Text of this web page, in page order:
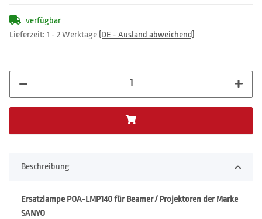
verfügbar
Lieferzeit: 1 - 2 Werktage (DE - Ausland abweichend)
Beschreibung
Ersatzlampe POA-LMP140 für Beamer / Projektoren der Marke
SANYO